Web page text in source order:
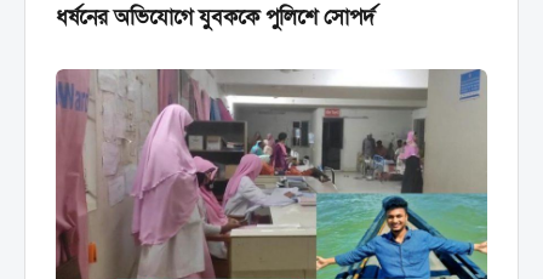
ধর্ষনের অভিযোগে যুবককে পুলিশে সোপর্দ